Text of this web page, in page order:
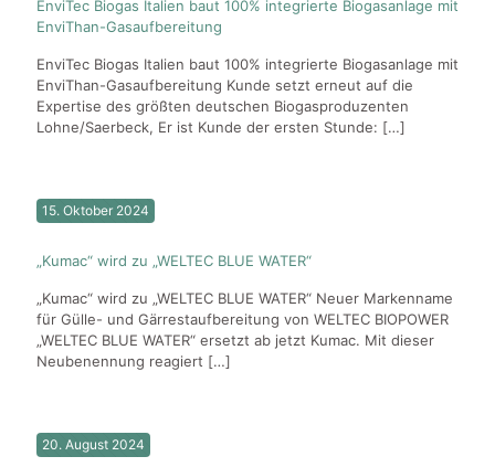
EnviTec Biogas Italien baut 100% integrierte Biogasanlage mit
EnviThan-Gasaufbereitung
EnviTec Biogas Italien baut 100% integrierte Biogasanlage mit
EnviThan-Gasaufbereitung Kunde setzt erneut auf die
Expertise des größten deutschen Biogasproduzenten
Lohne/Saerbeck, Er ist Kunde der ersten Stunde: […]
15. Oktober 2024
„Kumac“ wird zu „WELTEC BLUE WATER“
„Kumac“ wird zu „WELTEC BLUE WATER“ Neuer Markenname
für Gülle- und Gärrestaufbereitung von WELTEC BIOPOWER
„WELTEC BLUE WATER“ ersetzt ab jetzt Kumac. Mit dieser
Neubenennung reagiert […]
20. August 2024